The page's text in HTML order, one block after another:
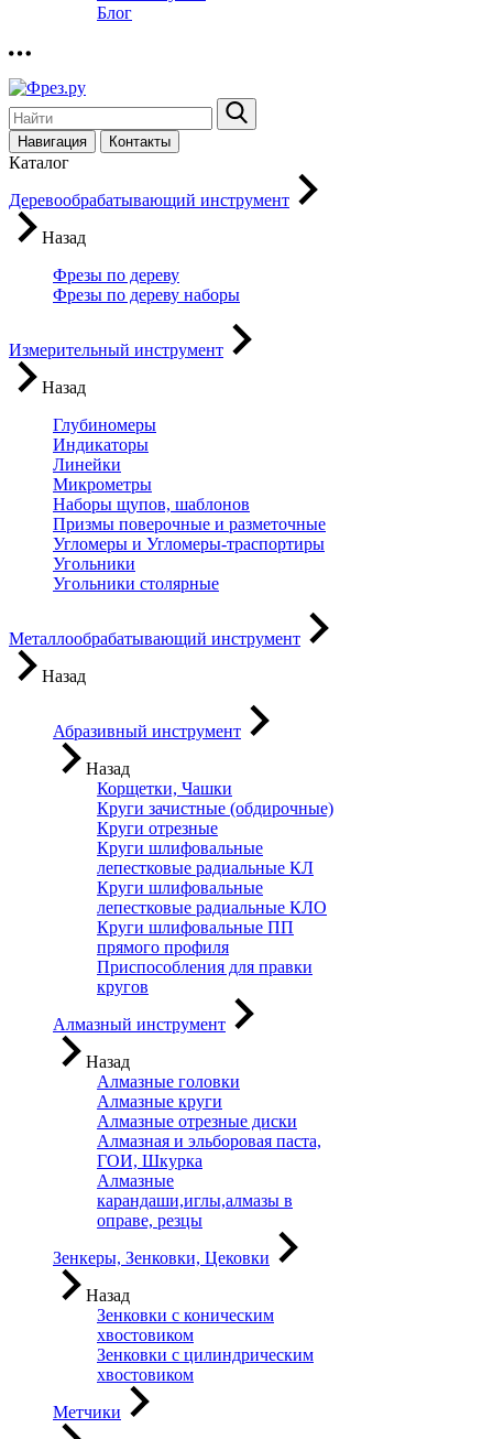
Блог
Навигация Контакты
Каталог
Деревообрабатывающий инструмент
Назад
Фрезы по дереву
Фрезы по дереву наборы
Измерительный инструмент
Назад
Глубиномеры
Индикаторы
Линейки
Микрометры
Наборы щупов, шаблонов
Призмы поверочные и разметочные
Угломеры и Угломеры-траспортиры
Угольники
Угольники столярные
Металлообрабатывающий инструмент
Назад
Абразивный инструмент
Назад
Корщетки, Чашки
Круги зачистные (обдирочные)
Круги отрезные
Круги шлифовальные
лепестковые радиальные КЛ
Круги шлифовальные
лепестковые радиальные КЛО
Круги шлифовальные ПП
прямого профиля
Приспособления для правки
кругов
Алмазный инструмент
Назад
Алмазные головки
Алмазные круги
Алмазные отрезные диски
Алмазная и эльборовая паста,
ГОИ, Шкурка
Алмазные
карандаши,иглы,алмазы в
оправе, резцы
Зенкеры, Зенковки, Цековки
Назад
Зенковки с коническим
хвостовиком
Зенковки с цилиндрическим
хвостовиком
Метчики